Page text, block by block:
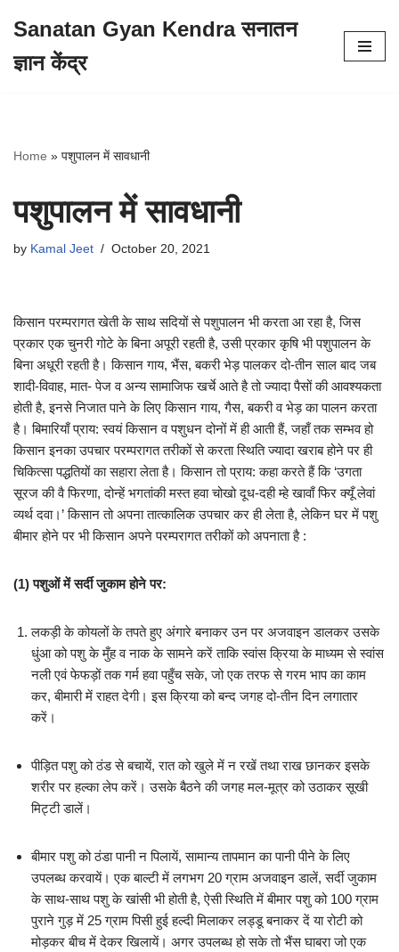
to
Sanatan Gyan Kendra सनातन
ज्ञान केंद्र
Home » पशुपालन में सावधानी
पशुपालन में सावधानी
by Kamal Jeet October 20, 2021
किसान परम्परागत खेती के साथ सदियों से पशुपालन भी करता आ रहा है, जिस
प्रकार एक चुनरी गोटे के बिना अपूरी रहती है, उसी प्रकार कृषि भी पशुपालन के
बिना अधूरी रहती है। किसान गाय, भैंस, बकरी भेड़ पालकर दो-तीन साल बाद जब
शादी-विवाह, मात- पेज व अन्य सामाजिफ खर्चे आते है तो ज्यादा पैसों की आवश्यकता
होती है, इनसे निजात पाने के लिए किसान गाय, गैस, बकरी व भेड़ का पालन करता
है। बिमारियाँ प्राय: स्वयं किसान व पशुधन दोनों में ही आती हैं, जहाँ तक सम्भव हो
किसान इनका उपचार परम्परागत तरीकों से करता स्थिति ज्यादा खराब होने पर ही
चिकित्सा पद्धतियों का सहारा लेता है। किसान तो प्राय: कहा करते हैं कि ‘उगता
सूरज की वै फिरणा, दोन्हें भगतांकी मस्त हवा चोखो दूध-दही म्हे खावाँ फिर क्यूँ लेवां
व्यर्थ दवा।’ किसान तो अपना तात्कालिक उपचार कर ही लेता है, लेकिन घर में पशु
बीमार होने पर भी किसान अपने परम्परागत तरीकों को अपनाता है :
(1)पशुओं में सर्दी जुकाम होने पर:
लकड़ी के कोयलों के तपते हुए अंगारे बनाकर उन पर अजवाइन डालकर उसके
धुंआ को पशु के मुँह व नाक के सामने करें ताकि स्वांस क्रिया के माध्यम से स्वांस
नली एवं फेफड़ों तक गर्म हवा पहुँच सके, जो एक तरफ से गरम भाप का काम
कर, बीमारी में राहत देगी। इस क्रिया को बन्द जगह दो-तीन दिन लगातार
करें।
पीड़ित पशु को ठंड से बचायें, रात को खुले में न रखें तथा राख छानकर इसके
शरीर पर हल्का लेप करें। उसके बैठने की जगह मल-मूत्र को उठाकर सूखी
मिट्टी डालें।
बीमार पशु को ठंडा पानी न पिलायें, सामान्य तापमान का पानी पीने के लिए
उपलब्ध करवायें। एक बाल्टी में लगभग 20 ग्राम अजवाइन डालें, सर्दी जुकाम
के साथ-साथ पशु के खांसी भी होती है, ऐसी स्थिति में बीमार पशु को 100 ग्राम
पुराने गुड़ में 25 ग्राम पिसी हुई हल्दी मिलाकर लड्डू बनाकर दें या रोटी को
मोड़कर बीच में देकर खिलायें। अगर उपलब्ध हो सके तो भैंस घाबरा जो एक